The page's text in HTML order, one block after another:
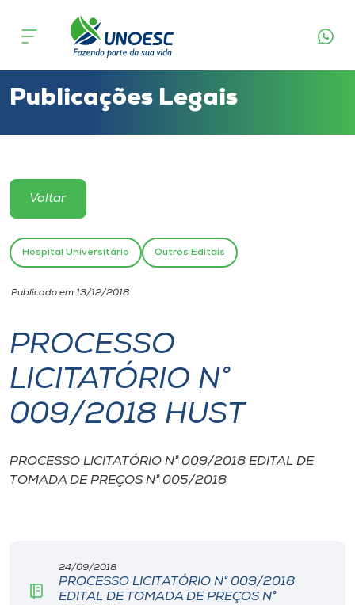
Cursos
Atendimento ao Estudante
Portal de Ensino
Unoesc
Internacionalização
I.nova
Cultura
Biblioteca
Publicações Legais
Voltar
Hospital Universitário Outros Editais
Publicado em 13/12/2018
PROCESSO
LICITATÓRIO N°
009/2018 HUST
PROCESSO LICITATÓRIO N° 009/2018 EDITAL DE
TOMADA DE PREÇOS N° 005/2018
24/09/2018
PROCESSO LICITATÓRIO N° 009/2018
EDITAL DE TOMADA DE PREÇOS N°